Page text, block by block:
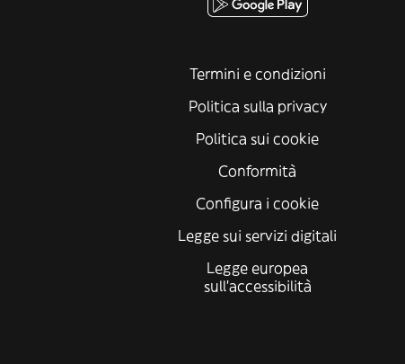
Termini e condizioni
Politica sulla privacy
Politica sui cookie
Conformità
Configura i cookie
Legge sui servizi digitali
Legge europea
sull'accessibilità